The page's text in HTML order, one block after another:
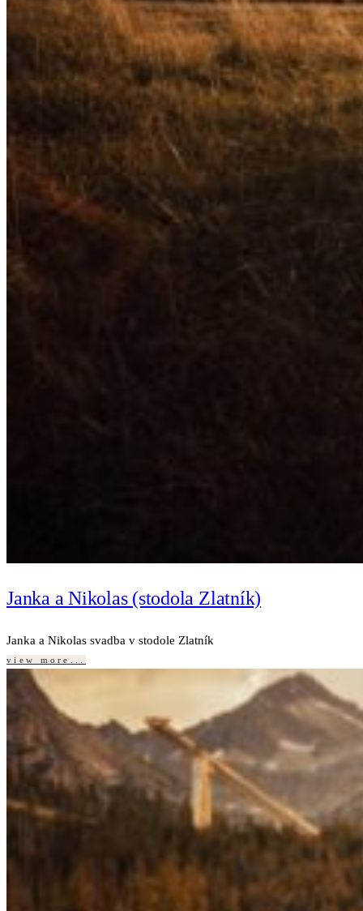
Janka a Nikolas (stodola Zlatník)
Janka a Nikolas svadba v stodole Zlatník
view more...